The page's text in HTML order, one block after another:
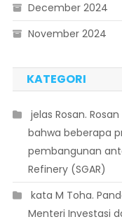
December 2024
November 2024
KATEGORI
 jelas Rosan.
bahwa beberapa
pembangunan
Refinery (SGAR)
 kata M Toha.
Menteri Investasi